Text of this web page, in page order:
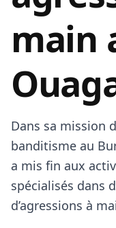
main
Dans sa mission
banditisme au
a mis fin aux
spécialisés dans
d’agressions à